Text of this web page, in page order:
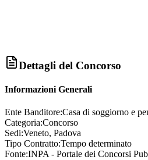
Dettagli del Concorso
Informazioni Generali
Ente Banditore:Casa di soggiorno e
Categoria:Concorso
Sedi:Veneto, Padova
Tipo Contratto:Tempo determinato
Fonte:INPA - Portale dei Concorsi